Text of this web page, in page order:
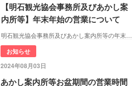
【明石観光協会事務所及びあかし案
内所等】年末年始の営業について
明石観光協会事務所及びあかし案内所等の年末年始の営業につ
お知らせ
2024年08月03日
あかし案内所等お盆期間の営業時間